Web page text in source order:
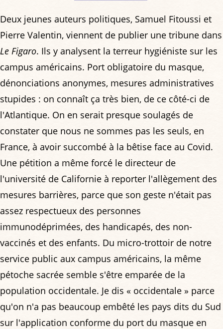
Deux jeunes auteurs politiques, Samuel Fitoussi et
Pierre Valentin, viennent de publier une tribune dans
Le Figaro. Ils y analysent la terreur hygiéniste sur les
campus américains. Port obligatoire du masque,
dénonciations anonymes, mesures administratives
stupides : on connaît ça très bien, de ce côté-ci de
l'Atlantique. On en serait presque soulagés de
constater que nous ne sommes pas les seuls, en
France, à avoir succombé à la bêtise face au Covid.
Une pétition a même forcé le directeur de
l'université de Californie à reporter l'allègement des
mesures barrières, parce que son geste n'était pas
assez respectueux des personnes
immunodéprimées, des handicapés, des non-
vaccinés et des enfants. Du micro-trottoir de notre
service public aux campus américains, la même
pétoche sacrée semble s'être emparée de la
population occidentale. Je dis « occidentale » parce
qu'on n'a pas beaucoup embêté les pays dits du Sud
sur l'application conforme du port du masque en